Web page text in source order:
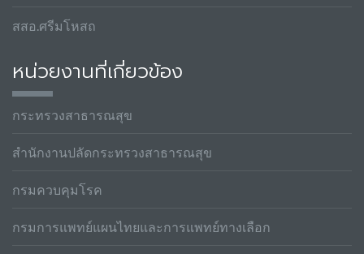
สสอ.ศรีมโหสถ
หน่วยงานที่เกี่ยวข้อง
กระทรวงสาธารณสุข
สำนักงานปลัดกระทรวงสาธารณสุข
กรมควบคุมโรค
กรมการแพทย์แผนไทยและการแพทย์ทางเลือก